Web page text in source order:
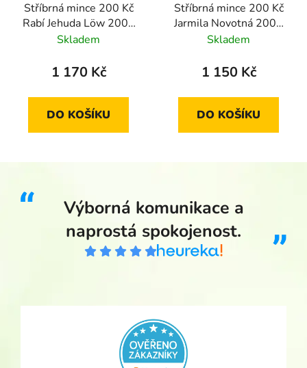
Stříbrná mince 200 Kč
Rabí Jehuda Löw 2009
proof
Skladem
1 170 Kč
DO KOŠÍKU
Stříbrná mince 200 Kč
Jarmila Novotná 2007
proof
Skladem
1 150 Kč
DO KOŠÍKU
Výborná komunikace a
naprostá spokojenost.